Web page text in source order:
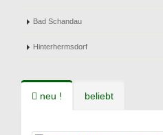
Bad Schandau
Hinterhermsdorf
neu ! beliebt